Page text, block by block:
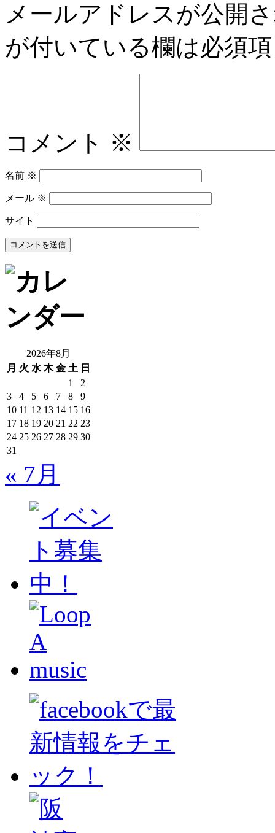
メールアドレスが公開
が付いている欄は必須
コメント ※
名前 ※
メール ※
サイト
2026年8月
月 火 水 木 金 土 日
1
2
3
4 5 6 7 8
9
10 11 12 13 14 15 16
17 18 19 20 21 22 23
24 25 26 27 28 29 30
31
« 7月